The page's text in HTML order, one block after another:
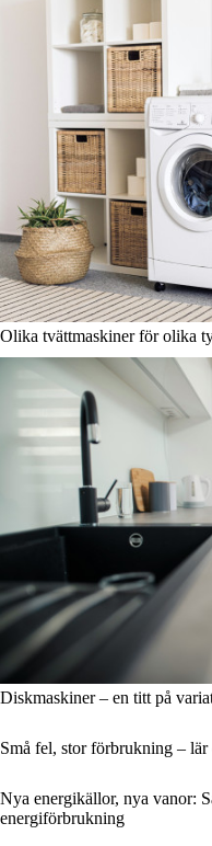
Olika tvättmaskiner för olika
Diskmaskiner – en titt på
Små fel, stor förbrukning –
Nya energikällor, nya vanor:
energiförbrukning